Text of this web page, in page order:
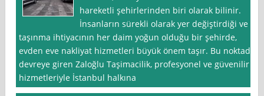
hareketli şehirlerinden biri olarak bilinir.
İnsanların sürekli olarak yer değiştirdiği ve
taşınma ihtiyacının her daim yoğun olduğu bir şehirde,
evden eve nakliyat hizmetleri büyük önem taşır. Bu noktada
devreye giren Zaloğlu Taşimacilik, profesyonel ve güvenilir
hizmetleriyle İstanbul halkına